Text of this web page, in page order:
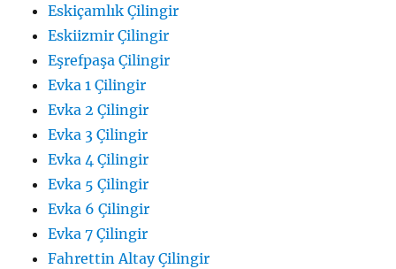
Eskiçamlık Çilingir
Eskiizmir Çilingir
Eşrefpaşa Çilingir
Evka 1 Çilingir
Evka 2 Çilingir
Evka 3 Çilingir
Evka 4 Çilingir
Evka 5 Çilingir
Evka 6 Çilingir
Evka 7 Çilingir
Fahrettin Altay Çilingir